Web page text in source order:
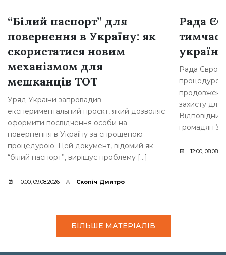
“Білий паспорт” для
повернення в Україну: як
скористатися новим
механізмом для
мешканців ТОТ
Уряд України запровадив
експериментальний проєкт, який дозволяє
оформити посвідчення особи на
повернення в Україну за спрощеною
процедурою. Цей документ, відомий як
“білий паспорт”, вирішує проблему […]
10:00, 09.08.2026 Скопіч Дмитро
Рада
Рада
процедурою
захисту для
громадян
12:00,
БІЛЬШЕ МАТЕРІАЛІВ